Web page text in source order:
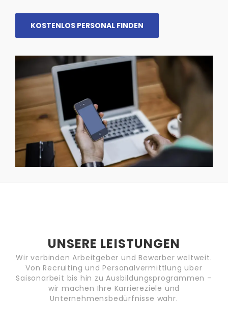
KOSTENLOS PERSONAL FINDEN
UNSERE LEISTUNGEN
Wir verbinden Arbeitgeber und Bewerber weltweit.
Von Recruiting und Personalvermittlung über
Saisonarbeit bis hin zu Ausbildungsprogrammen –
wir machen Ihre Karriereziele und
Unternehmensbedürfnisse wahr.